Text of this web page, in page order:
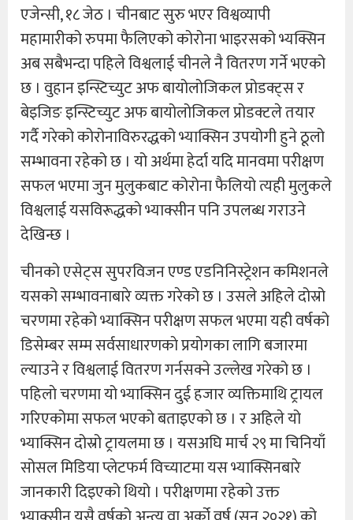
एजेन्सी, १८ जेठ । चीनबाट सुरु भएर विश्वव्यापी
महामारीको रुपमा फैलिएको कोरोना भाइरसको भ्यक्सिन
अब सबैभन्दा पहिले विश्वलाई चीनले नै वितरण गर्ने भएको
छ । वुहान इन्स्टिच्युट अफ बायोलोजिकल प्रोडक्ट्स र
बेइजिङ इन्स्टिच्युट अफ बायोलोजिकल प्रोडक्टले तयार
गर्दै गरेको कोरोनाविरुरद्धको भ्याक्सिन उपयोगी हुने ठूलो
सम्भावना रहेको छ । यो अर्थमा हेर्दा यदि मानवमा परीक्षण
सफल भएमा जुन मुलुकबाट कोरोना फैलियो त्यही मुलुकले
विश्वलाई यसविरूद्धकाे भ्याक्सीन पनि उपलब्ध गराउने
देखिन्छ ।
चीनको एसेट्स सुपरविजन एण्ड एडनिनिस्ट्रेशन कमिशनले
यसको सम्भावनाबारे व्यक्त गरेको छ । उसले अहिले दोस्रो
चरणमा रहेको भ्याक्सिन परीक्षण सफल भएमा यही वर्षको
डिसेम्बर सम्म सर्वसाधारणकाे प्रयाेगका लागि बजारमा
ल्याउने र विश्वलाई वितरण गर्नसक्ने उल्लेख गरेको छ ।
पहिलाे चरणमा यो भ्याक्सिन दुई हजार व्यक्तिमाथि ट्रायल
गरिएकोमा सफल भएको बताइएकाे छ । र अहिले यो
भ्याक्सिन दोस्रो ट्रायलमा छ । यसअघि मार्च २९ मा चिनियाँ
सोसल मिडिया प्लेटफर्म विच्याटमा यस भ्याक्सिनबारे
जानकारी दिइएको थियो । परीक्षणमा रहेकाे उक्त